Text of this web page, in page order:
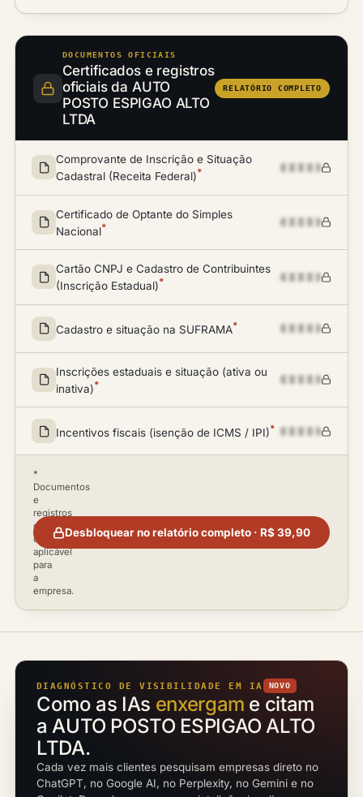
DOCUMENTOS OFICIAIS
Certificados e registros
oficiais da AUTO
POSTO ESPIGAO ALTO
LTDA
RELATÓRIO COMPLETO
Comprovante de Inscrição e Situação
Cadastral (Receita Federal)*
Certificado de Optante do Simples
Nacional*
Cartão CNPJ e Cadastro de Contribuintes
(Inscrição Estadual)*
Cadastro e situação na SUFRAMA*
Inscrições estaduais e situação (ativa ou
inativa)*
Incentivos fiscais (isenção de ICMS / IPI)*
*
Documentos
e
registros
disponíveis
conforme
aplicável
para
a
empresa.
Desbloquear no relatório completo · R$ 39,90
DIAGNÓSTICO DE VISIBILIDADE EM IA NOVO
Como as IAs enxergam e citam
a AUTO POSTO ESPIGAO ALTO
LTDA.
Cada vez mais clientes pesquisam empresas direto no
ChatGPT, no Google AI, no Perplexity, no Gemini e no